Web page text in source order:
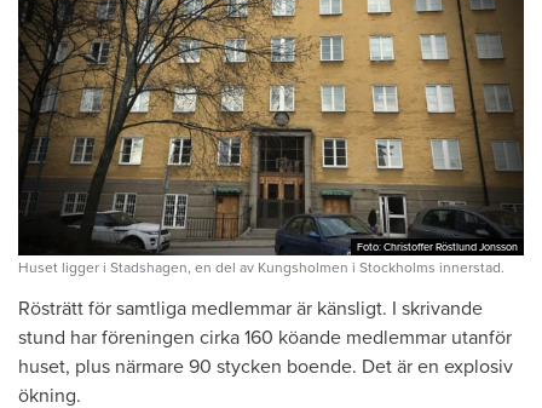
Foto: Christoffer Röstlund Jonsson
Foto: Christoffer Röstlund Jonsson
Huset ligger i Stadshagen, en del av Kungsholmen i Stockholms innerstad.
Rösträtt för samtliga medlemmar är känsligt. I skrivande
stund har föreningen cirka 160 köande medlemmar utanför
huset, plus närmare 90 stycken boende. Det är en explosiv
ökning.